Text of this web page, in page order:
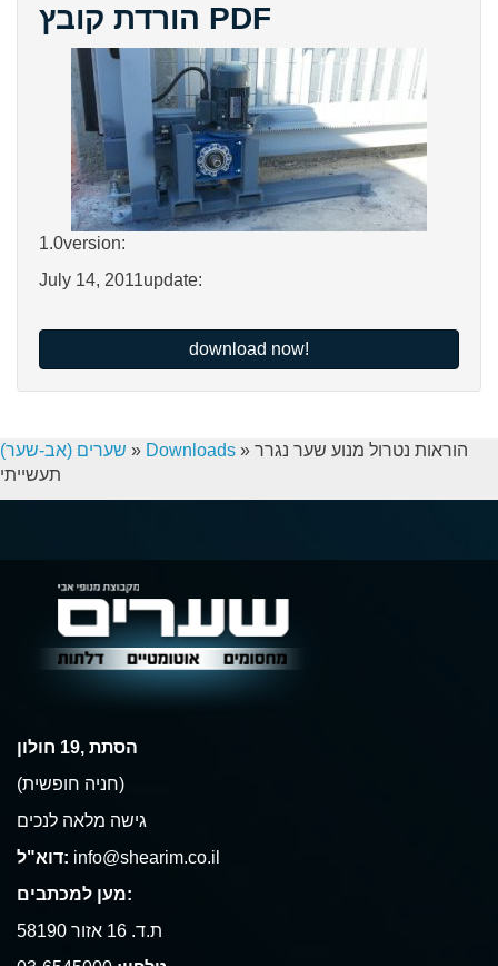
הורדת קובץ PDF
version:
1.0
update:
July 14, 2011
download now!
שערים (אב-שער) » Downloads » הוראות נטרול מנוע שער נגרר
תעשייתי
הסתת ,19 חולון
(חניה חופשית)
גישה מלאה לנכים
דוא"ל: info@shearim.co.il
מען למכתבים:
ת.ד. 16 אזור 58190